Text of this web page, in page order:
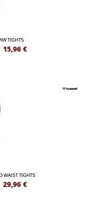
TIGHTS
15,96 €
WAIST TIGHTS
29,96 €